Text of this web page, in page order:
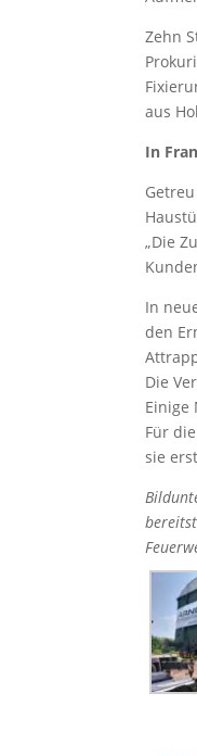
Zehn
aus
In
„Die
In
den
Die
Einige
Für
sie